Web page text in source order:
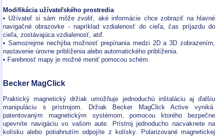
Modifikácia užívateľského prostredia
• Užívateľ si sám môže zvoliť, aké informácie chce zobraziť na hlavné
navigačné obrazovke - napríklad vzdialenosť do cieľa, čas príjazdu do
cieľa, zostávajúca vzdialenosť, atď.
• Samozrejme nechýba možnosť prepínania medzi 2D a 3D zobrazením,
nastavenie úrovne priblíženia alebo automatického priblíženia.
• Farebnosť mapy je možné meniť pomocou schém.
Becker MagClick
Praktický magnetický držiak umožňuje jednoduchú inštaláciu aj ďalšiu
manipuláciu s prístrojom. Držiak Becker MagClick Active vyniká
patentovaným magnetickým systémom, pomocou ktorého bezpečne
upevníte navigáciu vo vašom aute. Prístroj jednoducho nacvaknete na
kolísku alebo potiahnutím odpojíte z kolísky. Polarizované magnetickej